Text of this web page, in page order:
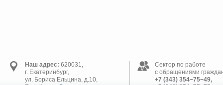
Наш адрес: 620031,
г. Екатеринбург,
ул. Бориса Ельцина, д.10,
Сектор по работе
с обращениями
+7 (343) 354−75−49,